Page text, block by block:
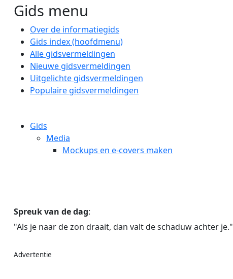
Gids menu
Over de informatiegids
Gids index (hoofdmenu)
Alle gidsvermeldingen
Nieuwe gidsvermeldingen
Uitgelichte gidsvermeldingen
Populaire gidsvermeldingen
Gids
Media
Mockups en e-covers maken
Spreuk van de dag:
"Als je naar de zon draait, dan valt de schaduw achter je."
Advertentie